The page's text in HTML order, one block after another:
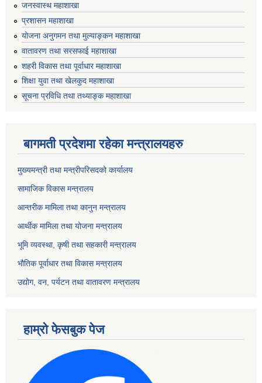
जनस्वास्थ महाशाखा
प्रशासन महाशाखा
योजना अनुगमन तथा मुल्याङ्कन महाशाखा
वातावरण तथा सरसफाई महाशाखा
शहरी विकास तथा पूर्वाधार महाशाखा
शिक्षा युवा तथा खेलकुद महाशाखा
सूचना प्रविधि तथा तथ्याङ्क महाशाखा
बागमती प्रदेशमा रहेका मन्त्रालयहरु
मुख्यमन्त्री तथा मन्त्रीपरिसदको कार्यालय
सामाजिक विकास मन्त्रालय
आन्तरीक मामिला तथा कानुन मन्त्रालय
आर्थीक मामिला तथा योजना मन्त्रालय
भूमि व्यवस्था, कृषी तथा सहकारी मन्त्रालय
भौतिक पूर्वाधार तथा विकास मन्त्रालय
उद्योग, वन, पर्यटन तथा वातावरण मन्त्रालय
हाम्रो फेसबुक पेज